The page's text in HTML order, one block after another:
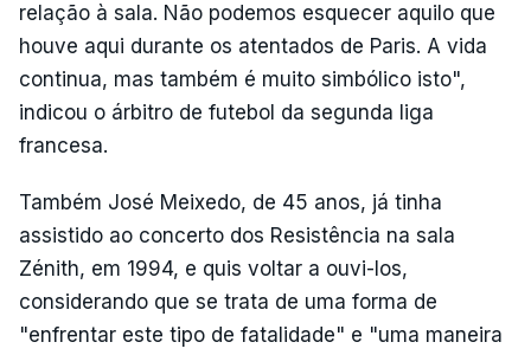
relação à sala. Não podemos esquecer aquilo que
houve aqui durante os atentados de Paris. A vida
continua, mas também é muito simbólico isto",
indicou o árbitro de futebol da segunda liga
francesa.
Também José Meixedo, de 45 anos, já tinha
assistido ao concerto dos Resistência na sala
Zénith, em 1994, e quis voltar a ouvi-los,
considerando que se trata de uma forma de
"enfrentar este tipo de fatalidade" e "uma maneira